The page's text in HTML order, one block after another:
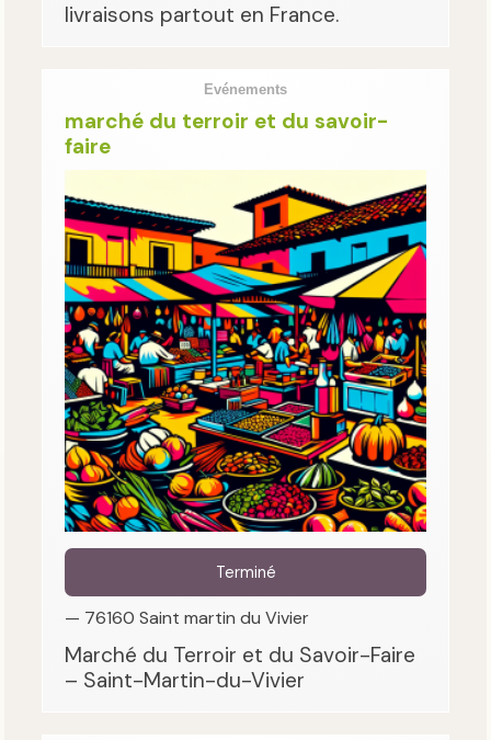
livraisons partout en France.
Evénements
marché du terroir et du savoir-
faire
Terminé
— 76160 Saint martin du Vivier
Marché du Terroir et du Savoir-Faire
– Saint-Martin-du-Vivier